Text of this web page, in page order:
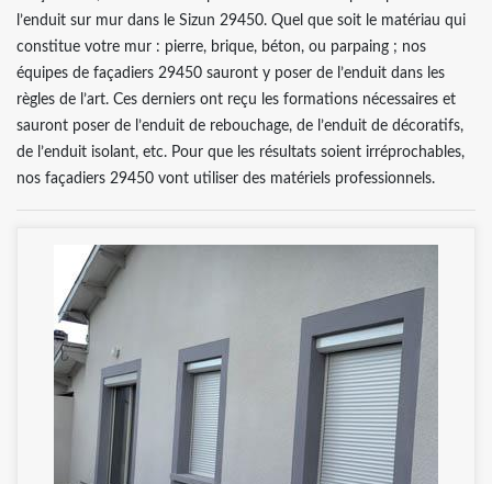
l’enduit sur mur dans le Sizun 29450. Quel que soit le matériau qui
constitue votre mur : pierre, brique, béton, ou parpaing ; nos
équipes de façadiers 29450 sauront y poser de l’enduit dans les
règles de l’art. Ces derniers ont reçu les formations nécessaires et
sauront poser de l’enduit de rebouchage, de l’enduit de décoratifs,
de l’enduit isolant, etc. Pour que les résultats soient irréprochables,
nos façadiers 29450 vont utiliser des matériels professionnels.